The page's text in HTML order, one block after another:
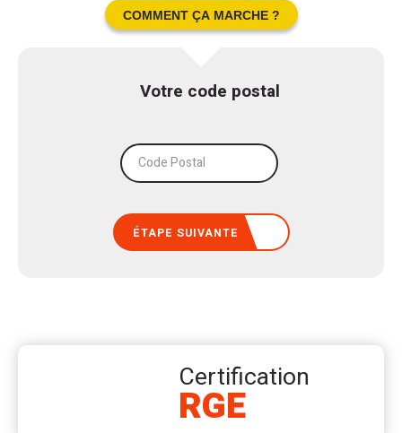
COMMENT ÇA MARCHE ?
Votre code postal
Code Postal
ÉTAPE SUIVANTE
Certification
RGE